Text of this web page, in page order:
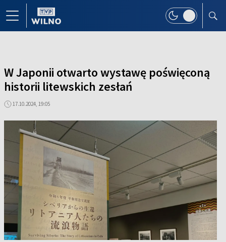
W Japonii otwarto wystawę poświęconą
historii litewskich zesłań
17.10.2024, 19:05